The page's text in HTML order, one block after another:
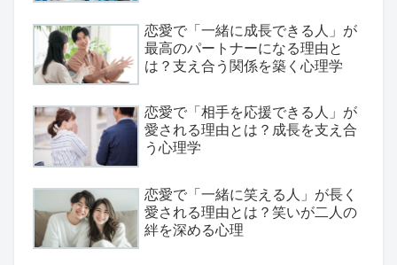
恋愛で「一緒に成長できる人」が
最高のパートナーになる理由と
は？支え合う関係を築く心理学
恋愛で「相手を応援できる人」が
愛される理由とは？成長を支え合
う心理学
恋愛で「一緒に笑える人」が長く
愛される理由とは？笑いが二人の
絆を深める心理